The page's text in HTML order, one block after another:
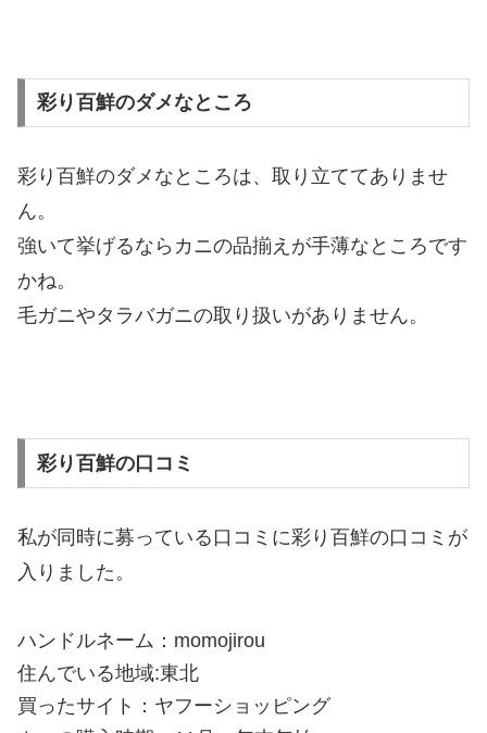
彩り百鮮のダメなところ
彩り百鮮のダメなところは、取り立ててありませ
ん。
強いて挙げるならカニの品揃えが手薄なところです
かね。
毛ガニやタラバガニの取り扱いがありません。
彩り百鮮の口コミ
私が同時に募っている口コミに彩り百鮮の口コミが
入りました。
ハンドルネーム：momojirou
住んでいる地域:東北
買ったサイト：ヤフーショッピング